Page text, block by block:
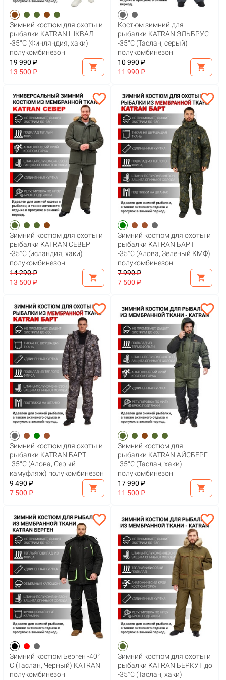
Зимний костюм для охоты и
рыбалки KATRAN ШКВАЛ
-35°С (Финляндия, хаки)
полукомбинезон
19 990 ₽
13 500 ₽
shopping_cart
Костюм зимний для
рыбалки KATRAN ЭЛЬБРУС
-35°С (Таслан, серый)
полукомбинезон
10 990 ₽
11 990 ₽
shopping_cart
favorite_border
Зимний костюм для охоты и
рыбалки KATRAN СЕВЕР
-35°С (исландия, хаки)
полукомбинезон
14 290 ₽
13 500 ₽
shopping_cart
favorite_border
Зимний костюм для охоты и
рыбалки KATRAN БАРТ
-35°С (Алова, Зеленый КМФ)
полукомбинезон
7 990 ₽
7 500 ₽
shopping_cart
favorite_border
Зимний костюм для охоты и
рыбалки KATRAN БАРТ
-35°С (Алова, Серый
камуфляж) полукомбинезон
9 490 ₽
7 500 ₽
shopping_cart
favorite_border
Зимний костюм для
рыбалки KATRAN АЙСБЕРГ
-35°С (Таслан, хаки)
полукомбинезон
17 990 ₽
11 500 ₽
shopping_cart
favorite_border
Зимний костюм Берген -40°
С (Таслан, Черный) KATRAN
полукомбинезон
favorite_border
Зимний костюм для охоты и
рыбалки KATRAN БЕРКУТ до
-35°С (Таслан, хаки)